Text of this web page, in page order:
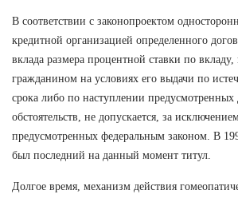
В соответствии с законопроектом
кредитной организацией определенного
вклада размера процентной ставки по
гражданином на условиях его выдачи по
срока либо по наступлении предусмотренных
обстоятельств, не допускается, за
предусмотренных федеральным законом. В
был последний на данный момент титул.
Долгое время, механизм действия